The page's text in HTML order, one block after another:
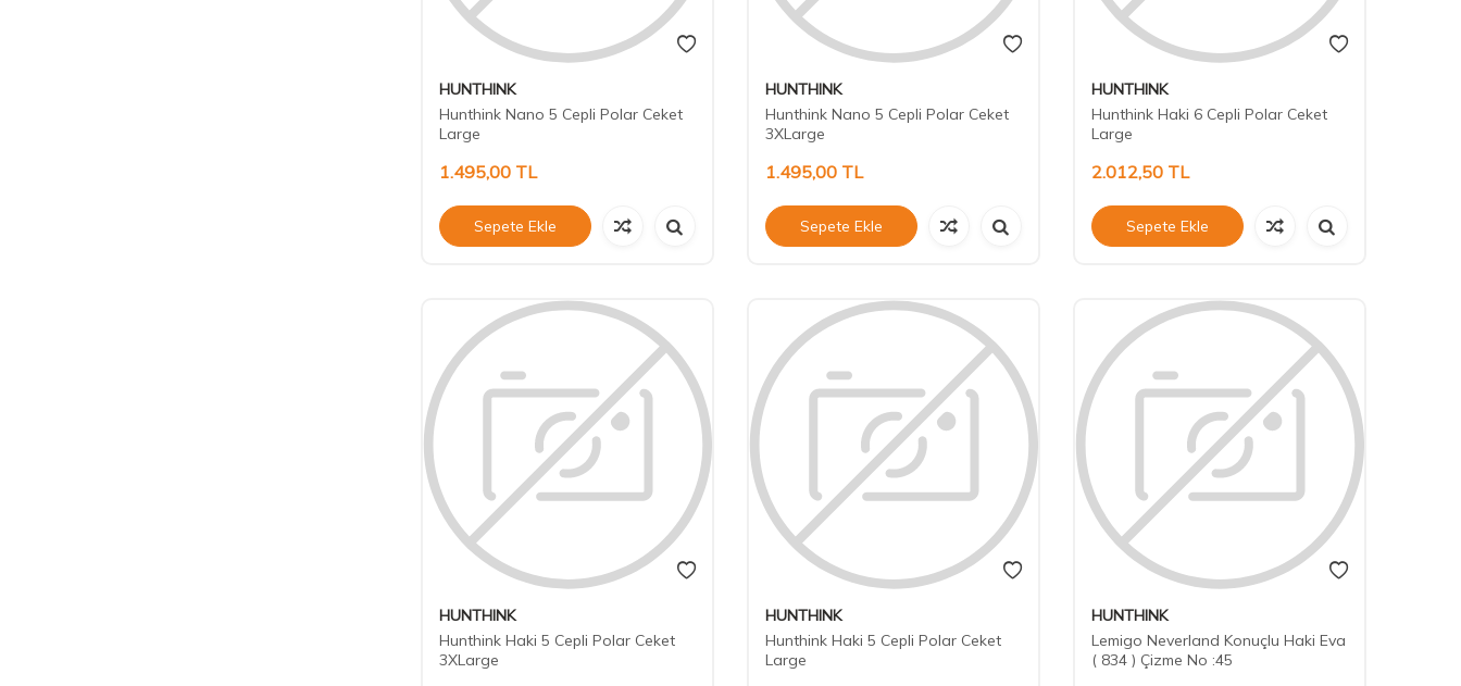
HUNTHINK
Hunthink Nano 5 Cepli Polar Ceket
Large
1.495,00 TL
Sepete Ekle
HUNTHINK
Hunthink Nano 5 Cepli Polar Ceket
3XLarge
1.495,00TL
Sepete Ekle
HUNTHINK
Hunthink Haki 6 Cepli Polar Ceket
Large
2.012,50TL
Sepete Ekle
HUNTHINK
Hunthink Haki 5 Cepli Polar Ceket
3XLarge
HUNTHINK
Hunthink Haki 5 Cepli Polar Ceket
Large
HUNTHINK
Lemigo Neverland Konuçlu Haki Eva
( 834 ) Çizme No :45